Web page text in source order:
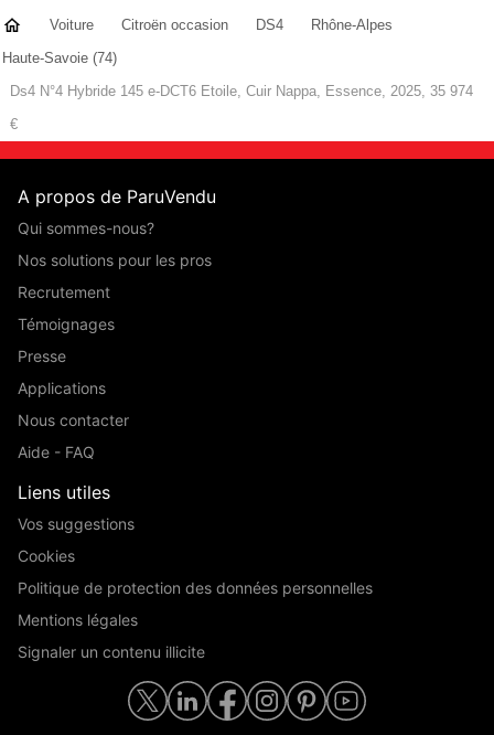
Voiture Citroën occasion DS4
Rhône-Alpes
Haute-Savoie (74)
Ds4 N°4 Hybride 145 e-DCT6 Etoile, Cuir Nappa, Essence, 2025, 35 974
€
A propos de ParuVendu
Qui sommes-nous?
Nos solutions pour les pros
Recrutement
Témoignages
Presse
Applications
Nous contacter
Aide - FAQ
Liens utiles
Vos suggestions
Cookies
Politique de protection des données personnelles
Mentions légales
Signaler un contenu illicite